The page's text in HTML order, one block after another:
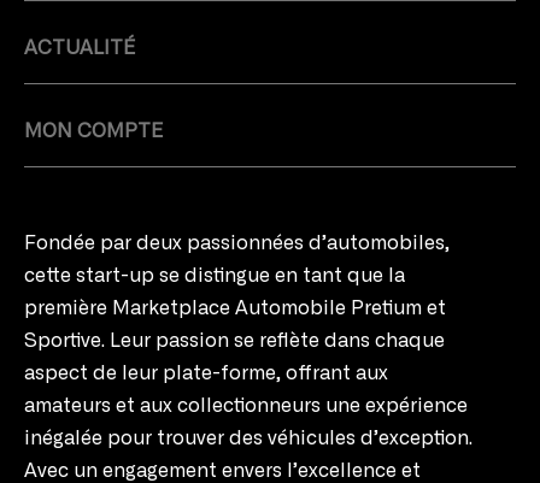
ACTUALITÉ
MON COMPTE
Fondée par deux passionnées d’automobiles,
cette start-up se distingue en tant que la
première Marketplace Automobile Pretium et
Sportive. Leur passion se reflète dans chaque
aspect de leur plate-forme, offrant aux
amateurs et aux collectionneurs une expérience
inégalée pour trouver des véhicules d’exception.
Avec un engagement envers l’excellence et